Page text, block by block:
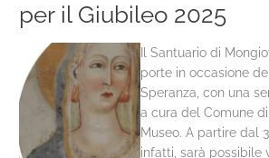
per il Giubileo 2025
Il Santuario di
porte in occasione
Speranza, con una
a cura del Comune
Museo. A partire dal
infatti, sarà possibile